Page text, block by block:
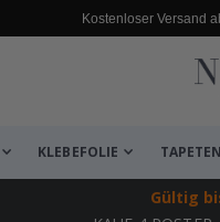
Kostenloser Versand
KLEBEFOLIE TAPETEN
Gültig